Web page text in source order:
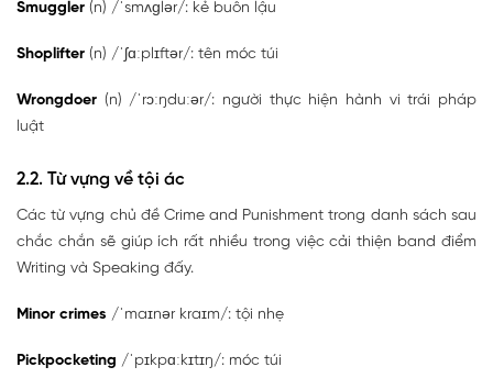
Smuggler (n) /ˈsmʌɡlər/: kẻ buôn lậu
Shoplifter (n) /ˈʃɑːplɪftər/: tên móc túi
Wrongdoer (n) /ˈrɔːŋduːər/: người thực hiện hành vi trái pháp
luật
2.2. Từ vựng về tội ác
Các từ vựng chủ đề Crime and Punishment trong danh sách sau
chắc chắn sẽ giúp ích rất nhiều trong việc cải thiện band điểm
Writing và Speaking đấy.
Minor crimes /ˈmaɪnər kraɪm/: tội nhẹ
Pickpocketing /ˈpɪkpɑːkɪtɪŋ/: móc túi